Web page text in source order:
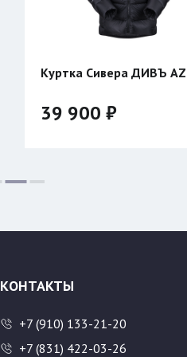
Куртка Сивера ДИВЪ AZ
39 900 ₽
Размер:
КОНТАКТЫ
+7 (910) 133-21-20
+7 (831) 422-03-26